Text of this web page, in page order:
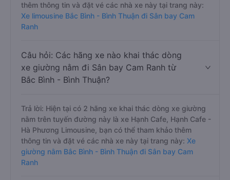
thêm thông tin và đặt vé các nhà xe này tại trang này:
Xe limousine Bắc Bình - Bình Thuận đi Sân bay Cam
Ranh
Câu hỏi: Các hãng xe nào khai thác dòng
xe giường nằm đi Sân bay Cam Ranh từ
Bắc Bình - Bình Thuận?
Trả lời: Hiện tại có 2 hãng xe khai thác dòng xe giường
nằm trên tuyến đường này là xe Hạnh Cafe, Hạnh Cafe -
Hà Phương Limousine, bạn có thể tham khảo thêm
thông tin và đặt vé các nhà xe này tại trang này: Xe
giường nằm Bắc Bình - Bình Thuận đi Sân bay Cam
Ranh